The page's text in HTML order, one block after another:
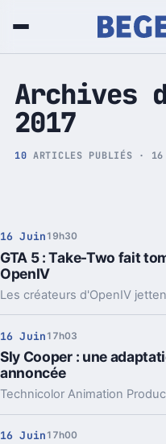
Archives
2017
10 ARTICLES PUBLIÉS ·
16 Juin 19h30
GTA 5 : Take-Two fait
OpenIV
16 Juin 17h03
Sly Cooper : une
annoncée
16 Juin 17h00